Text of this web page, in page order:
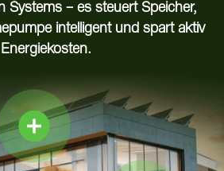
Systems – es steuert Speicher,
intelligent und spart aktiv
Energiekosten.